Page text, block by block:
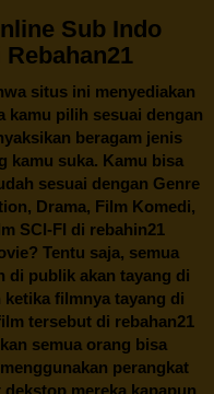
Sub Indo
situs ini menyediakan
kamu pilih sesuai dengan
beragam jenis
kamu suka. Kamu bisa
sesuai dengan Genre
Drama, Film Komedi,
SCI-FI di rebahin21
Tentu saja, semua
di publik akan tayang di
filmnya tayang di
tersebut di rebahan21
semua orang bisa
perangkat